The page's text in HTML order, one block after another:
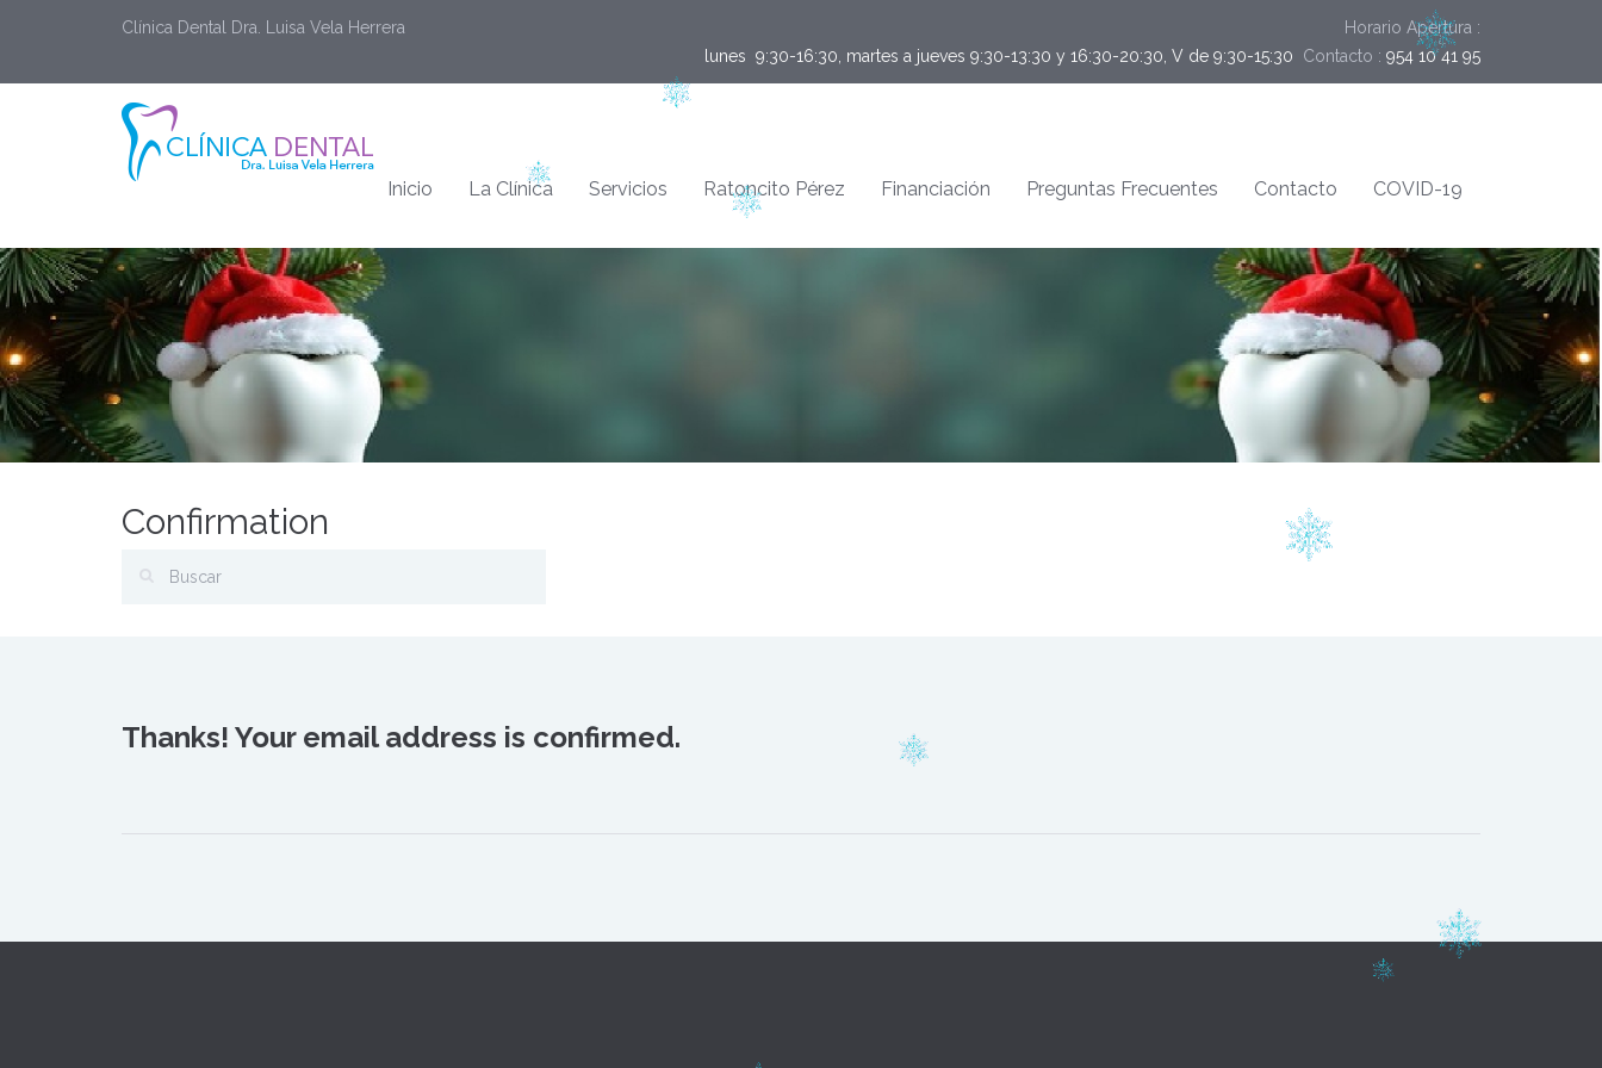
Clínica Dental Dra. Luisa Vela Herrera
Horario Apertura :
lunes  9:30-16:30, martes a jueves 9:30-13:30 y 16:30-20:30, V de 9:30-15:30 Contacto : 954 10 41 95
Inicio La Clínica Servicios Ratoncito Pérez Financiación Preguntas Frecuentes Contacto COVID-19
Confirmation
Thanks! Your email address is confirmed.